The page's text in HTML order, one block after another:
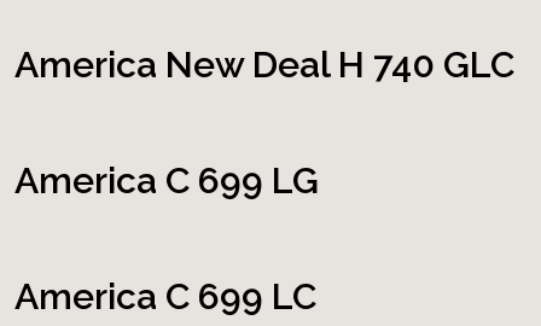
America New Deal H 740 GLC
America C 699 LG
America C 699 LC